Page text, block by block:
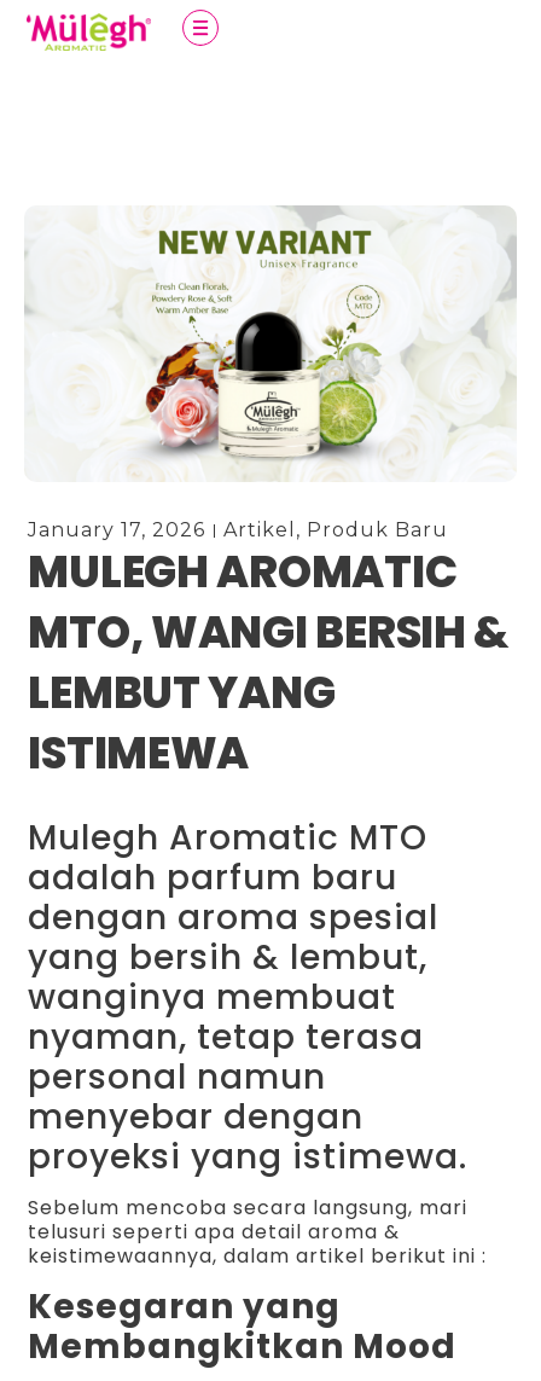
January 17, 2026 Artikel , Produk Baru
MULEGH AROMATIC
MTO, WANGI BERSIH &
LEMBUT YANG
ISTIMEWA
Mulegh Aromatic MTO
adalah parfum baru
dengan aroma spesial
yang bersih & lembut,
wanginya membuat
nyaman, tetap terasa
personal namun
menyebar dengan
proyeksi yang istimewa.
Sebelum mencoba secara langsung, mari
telusuri seperti apa detail aroma &
keistimewaannya, dalam artikel berikut ini :
Kesegaran yang
Membangkitkan Mood